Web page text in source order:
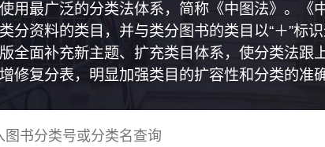
用最广泛的分类法体系，简称《中图法》。
分资料的类目，并与类分图书的类目以“＋”标
全面补充新主题、扩充类目体系，使分类法
修复分表，明显加强类目的扩容性和分类的准确